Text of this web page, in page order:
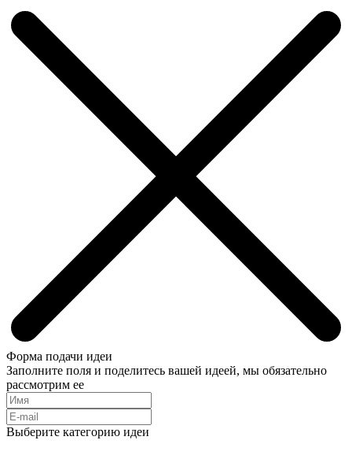
Форма подачи идеи
Заполните поля и поделитесь вашей идеей, мы обязательно
рассмотрим ее
Выберите категорию идеи